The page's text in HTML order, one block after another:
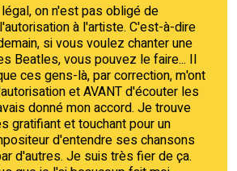
on n'est pas obligé de
à l'artiste. C'est-à-dire
si vous voulez chanter une
Beatles, vous pouvez le faire... Il
ces gens-là, par correction, m'ont
et AVANT d'écouter les
donné mon accord. Je trouve
gratifiant et touchant pour un
d'entendre ses chansons
d'autres. Je suis très fier de ça.